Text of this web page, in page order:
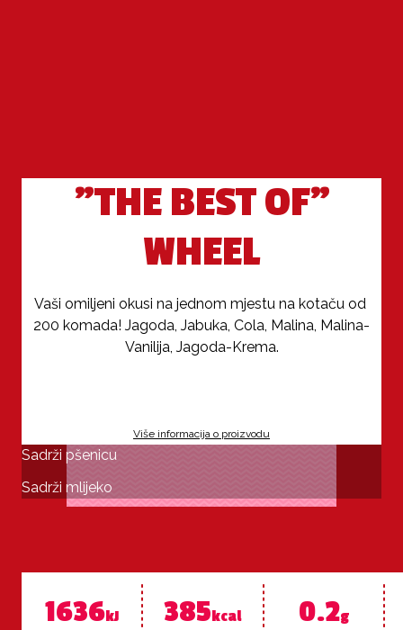
"THE BEST OF"
WHEEL
Vaši omiljeni okusi na jednom mjestu na kotaču od
200 komada! Jagoda, Jabuka, Cola, Malina, Malina-
Vanilija, Jagoda-Krema.
Više informacija o proizvodu
Sadrži pšenicu
Sadrži mlijeko
1636kJ 385kcal 0.2g